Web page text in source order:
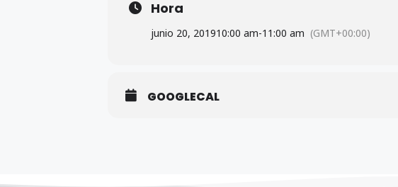
Hora
junio 20, 201910:00 am-11:00 am (GMT+00:00)
GOOGLECAL